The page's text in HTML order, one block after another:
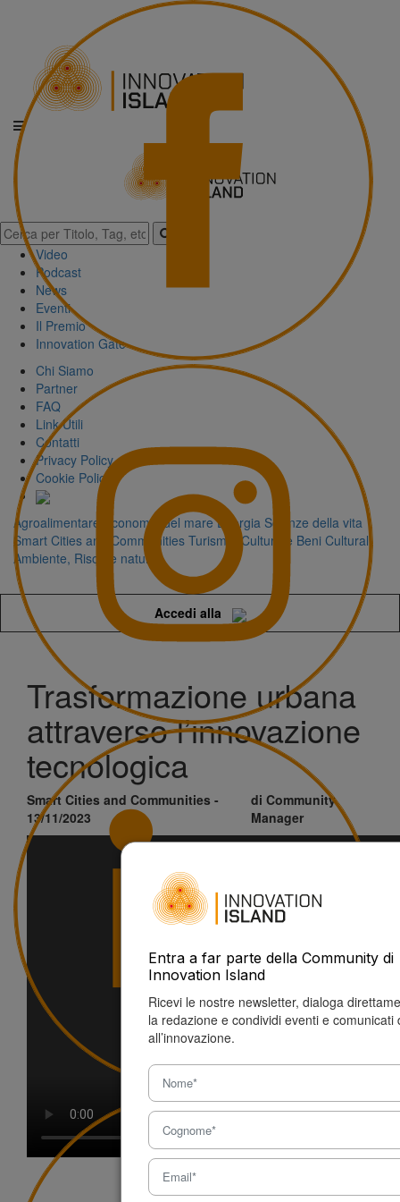
Video
Podcast
News
Eventi
Il Premio
Innovation Gate
Chi Siamo
Partner
FAQ
Link Utili
Contatti
Privacy Policy
Cookie Policy
Agroalimentare Economia del mare Energia Scienze della vita
Smart Cities and Communities Turismo, Cultura e Beni Culturali
Ambiente, Risorse naturali
Accedi alla
Trasformazione urbana
attraverso l’innovazione
tecnologica
Smart Cities and Communities -
13/11/2023
di Community
Manager
Entra a far parte della Community di
Innovation Island
Ricevi le nostre newsletter, dialoga
la redazione e condividi eventi e comunicati
all’innovazione.